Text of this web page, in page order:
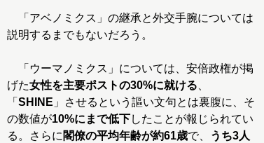
「アベノミクス」の継承と外交手腕については
説明するまでもないだろう。
「ウーマノミクス」については、安倍政権が掲
げた女性を主要ポストの30%に就ける
「 SHINE 」させるという謳い文句とは裏腹に、そ
の数値が10%にまで低下したことが報じられてい
る。さらに 閣僚の平均年齢が約61歳で、
うち3人